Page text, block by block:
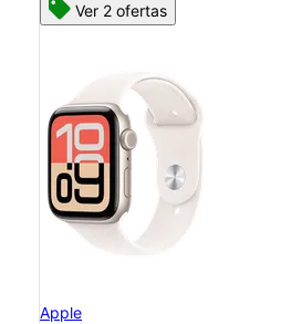
Ver 2 ofertas
Apple